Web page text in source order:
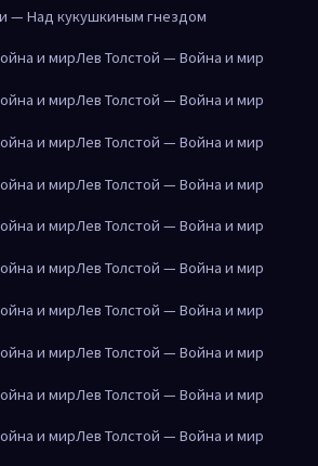
— Над кукушкиным гнездом
и мирЛев Толстой — Война и мир
и мирЛев Толстой — Война и мир
и мирЛев Толстой — Война и мир
и мирЛев Толстой — Война и мир
и мирЛев Толстой — Война и мир
и мирЛев Толстой — Война и мир
и мирЛев Толстой — Война и мир
и мирЛев Толстой — Война и мир
и мирЛев Толстой — Война и мир
и мирЛев Толстой — Война и мир